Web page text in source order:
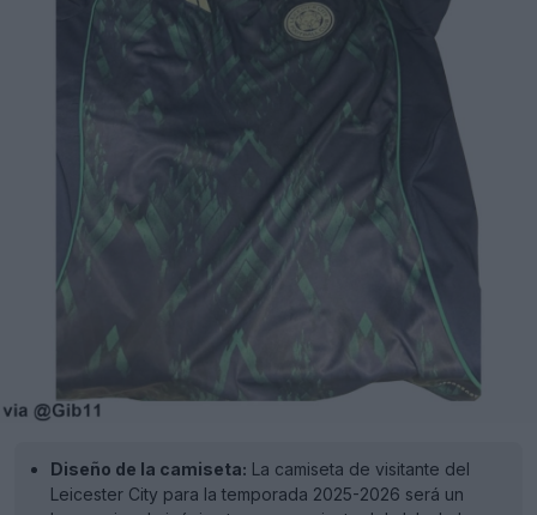
Diseño de la camiseta: La camiseta de visitante del
Leicester City para la temporada 2025-2026 será un